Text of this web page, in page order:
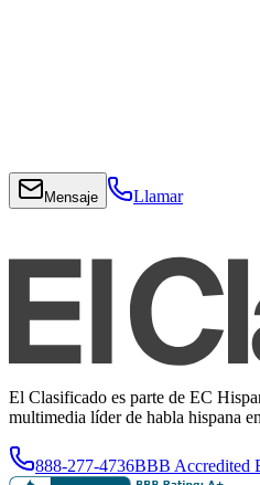
Mensaje Llamar
El Clasificado es parte de EC
multimedia líder de habla hispana
888-277-4736BBB Accredited